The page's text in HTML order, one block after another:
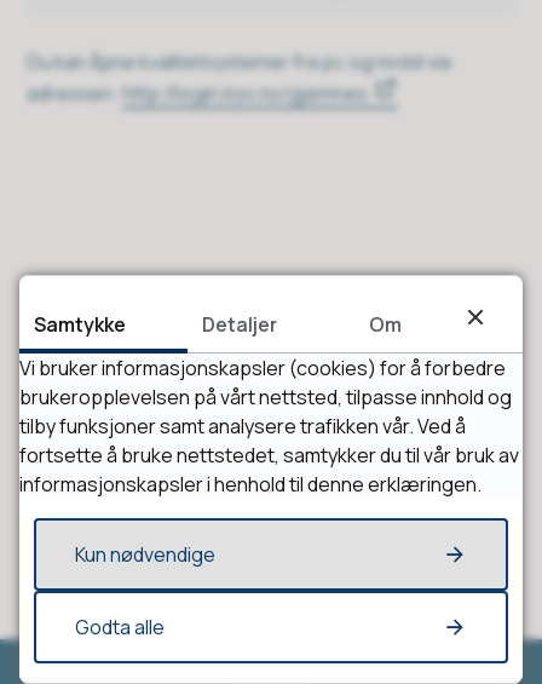
Du kan åpne kvalitetsystemer fra pc og mobil via
adressen: http://login.ksx.no/gjemnes
Fant du det du lette etter?
Ja Nei
Samtykke Detaljer
Om
Vi bruker informasjonskapsler (cookies) for å forbedre
brukeropplevelsen på vårt nettsted, tilpasse innhold og
tilby funksjoner samt analysere trafikken vår. Ved å
fortsette å bruke nettstedet, samtykker du til vår bruk av
informasjonskapsler i henhold til denne erklæringen.
Kun nødvendige
Godta alle